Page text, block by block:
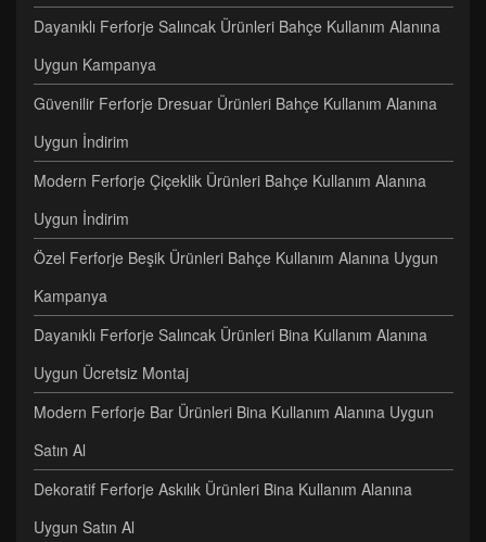
Dayanıklı Ferforje Salıncak Ürünleri Bahçe Kullanım Alanına
Uygun Kampanya
Güvenilir Ferforje Dresuar Ürünleri Bahçe Kullanım Alanına
Uygun İndirim
Modern Ferforje Çiçeklik Ürünleri Bahçe Kullanım Alanına
Uygun İndirim
Özel Ferforje Beşik Ürünleri Bahçe Kullanım Alanına Uygun
Kampanya
Dayanıklı Ferforje Salıncak Ürünleri Bina Kullanım Alanına
Uygun Ücretsiz Montaj
Modern Ferforje Bar Ürünleri Bina Kullanım Alanına Uygun
Satın Al
Dekoratif Ferforje Askılık Ürünleri Bina Kullanım Alanına
Uygun Satın Al